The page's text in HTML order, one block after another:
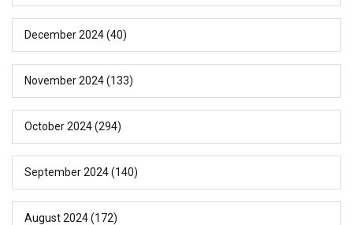
December 2024(40)
November 2024(133)
October 2024(294)
September 2024(140)
August 2024(172)